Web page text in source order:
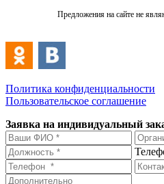
Предложения на сайте не
Политика конфиденциальности
Пользовательское соглашение
Заявка на индивидуальный